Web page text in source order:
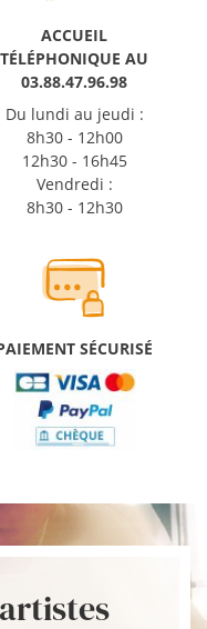
ACCUEIL
TÉLÉPHONIQUE AU
03.88.47.96.98
Du lundi au jeudi :
8h30 - 12h00
12h30 - 16h45
Vendredi :
8h30 - 12h30
SÉCURISÉ